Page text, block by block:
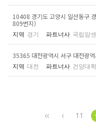
10408 경기도 고양시 일산동구
809번지)
지역 경기 파트너사 국립암
35365 대전광역시 서구 대전광
지역 대전 파트너사 건양대
11